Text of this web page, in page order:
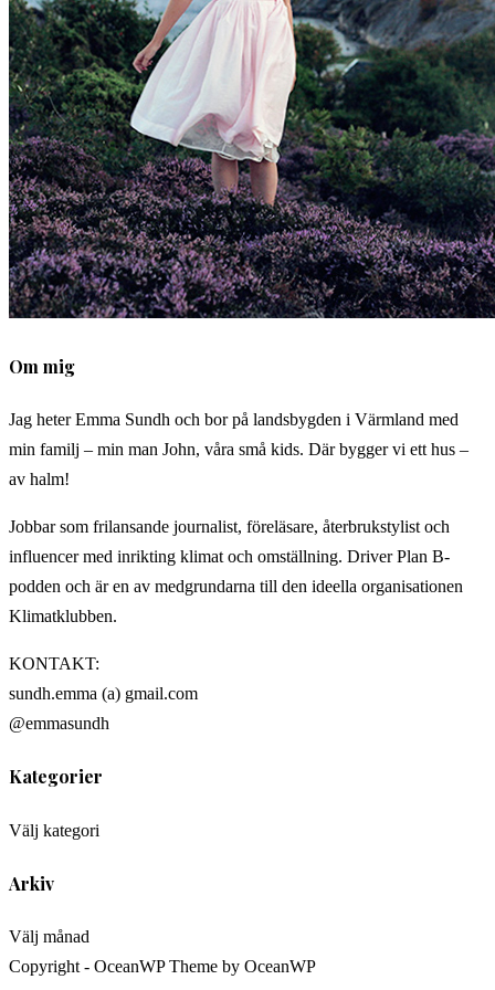
Om mig
Jag heter Emma Sundh och bor på landsbygden i Värmland med
min familj – min man John, våra små kids. Där bygger vi ett hus –
av halm!
Jobbar som frilansande journalist, föreläsare, återbrukstylist och
influencer med inrikting klimat och omställning. Driver Plan B-
podden och är en av medgrundarna till den ideella organisationen
Klimatklubben.
KONTAKT:
sundh.emma (a) gmail.com
@emmasundh
Kategorier
Kategorier
Välj kategori
Arkiv
Arkiv
Välj månad
Copyright - OceanWP Theme by OceanWP